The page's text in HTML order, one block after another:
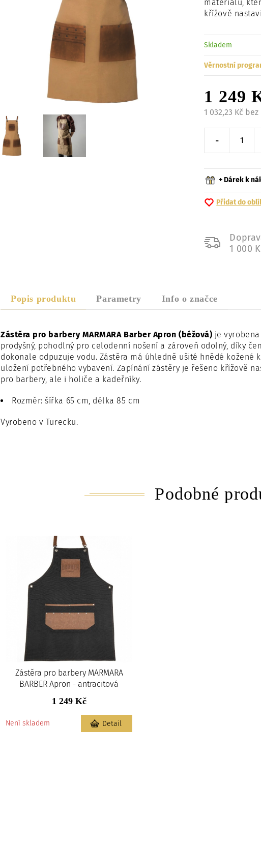
materiálu,
křížově
Skladem
Věrnostní
1 249
1 032,23 Kč bez
Snížit o
-
+ Dárek k
Přidat do
1 000
Popis produktu Parametry Info o značce
Zástěra pro barbery MARMARA Barber Apron (béžová) je
prodyšný, pohodlný pro celodenní nošení a zároveň odolný, díky
dokonale odpuzuje vodu. Zástěra má úhledně ušité hnědé kožené
uložení potřebného vybavení. Zapínání zástěry je řešeno křížově
pro barbery, ale i holiče a kadeřníky.
Rozměr: šířka 65 cm, délka 85 cm
Vyrobeno v Turecku.
Podobné
Zástěra pro barbery MARMARA
BARBER Apron - antracitová
1 249 Kč
Není skladem Detail